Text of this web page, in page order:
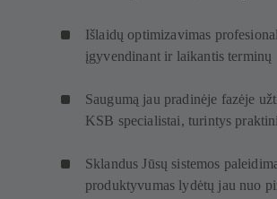
Išlaidų optimizavimas
įgyvendinant ir laikantis terminų
Saugumą jau pradinėje fazėje
KSB specialistai, turintys
Sklandus Jūsų sistemos
produktyvumas lydėtų jau nuo